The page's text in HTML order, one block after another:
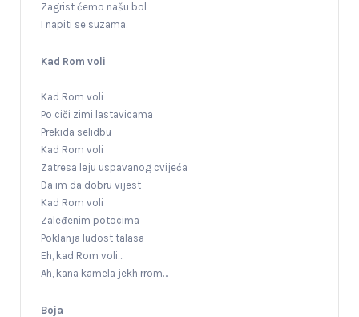
Zagrist ćemo našu bol
I napiti se suzama.
Kad Rom voli
Kad Rom voli
Po ciči zimi lastavicama
Prekida selidbu
Kad Rom voli
Zatresa leju uspavanog cvijeća
Da im da dobru vijest
Kad Rom voli
Zaleđenim potocima
Poklanja ludost talasa
Eh, kad Rom voli…
Ah, kana kamela jekh rrom…
Boja